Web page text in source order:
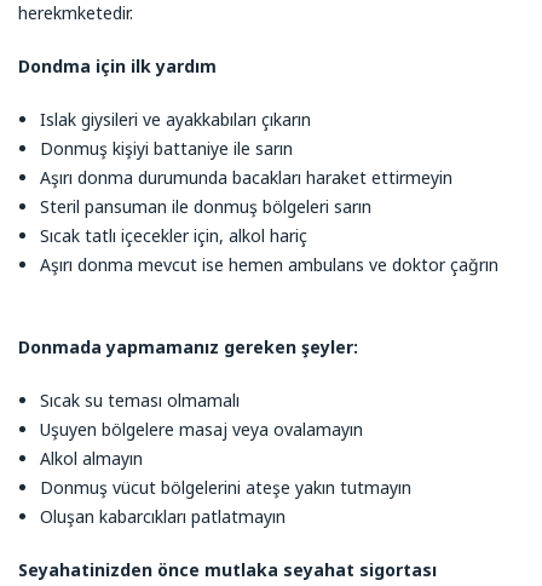
herekmketedir.
Dondma için ilk yardım
Islak giysileri ve ayakkabıları çıkarın
Donmuş kişiyi battaniye ile sarın
Aşırı donma durumunda bacakları haraket ettirmeyin
Steril pansuman ile donmuş bölgeleri sarın
Sıcak tatlı içecekler için, alkol hariç
Aşırı donma mevcut ise hemen ambulans ve doktor çağrın
Donmada yapmamanız gereken şeyler:
Sıcak su teması olmamalı
Uşuyen bölgelere masaj veya ovalamayın
Alkol almayın
Donmuş vücut bölgelerini ateşe yakın tutmayın
Oluşan kabarcıkları patlatmayın
Seyahatinizden önce mutlaka seyahat sigortası